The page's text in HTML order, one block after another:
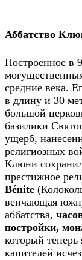
Аббатство
Построенное в
средние века.
в длину и 30
большой
базилики
ущерб,
религиозных
Клюни
престижное
Bénite
венчающая
аббатства,
постройки,
который
капителей